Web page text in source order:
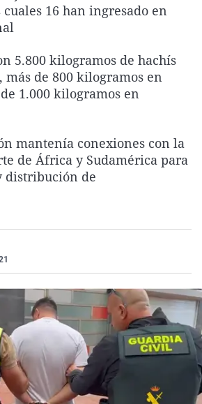
La rosa de los vientos
Como el perro y el
Caso
Equipo de
Operación Viuda
Extremadura
La Rioja
Navarra
Virales
Elecciones
16 han ingresado en
5.800 kilogramos de hachís
más de 800 kilogramos en
1.000 kilogramos en
mantenía conexiones con la
de África y Sudamérica para
distribución de